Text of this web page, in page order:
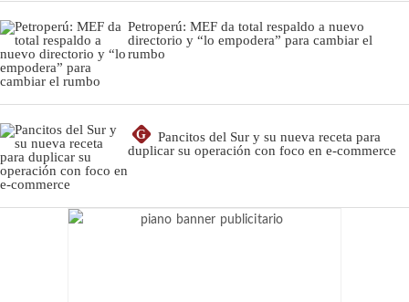
Petroperú: MEF da total respaldo a nuevo
directorio y “lo empodera” para cambiar el
rumbo
G
Pancitos del Sur y su nueva receta para
duplicar su operación con foco en e-commerce